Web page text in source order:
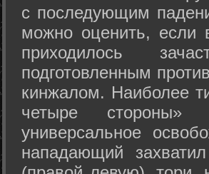
с последующим
можно оценить, если
приходилось
подготовленным
кинжалом. Наиболее
четыре стороны»
универсальное
нападающий